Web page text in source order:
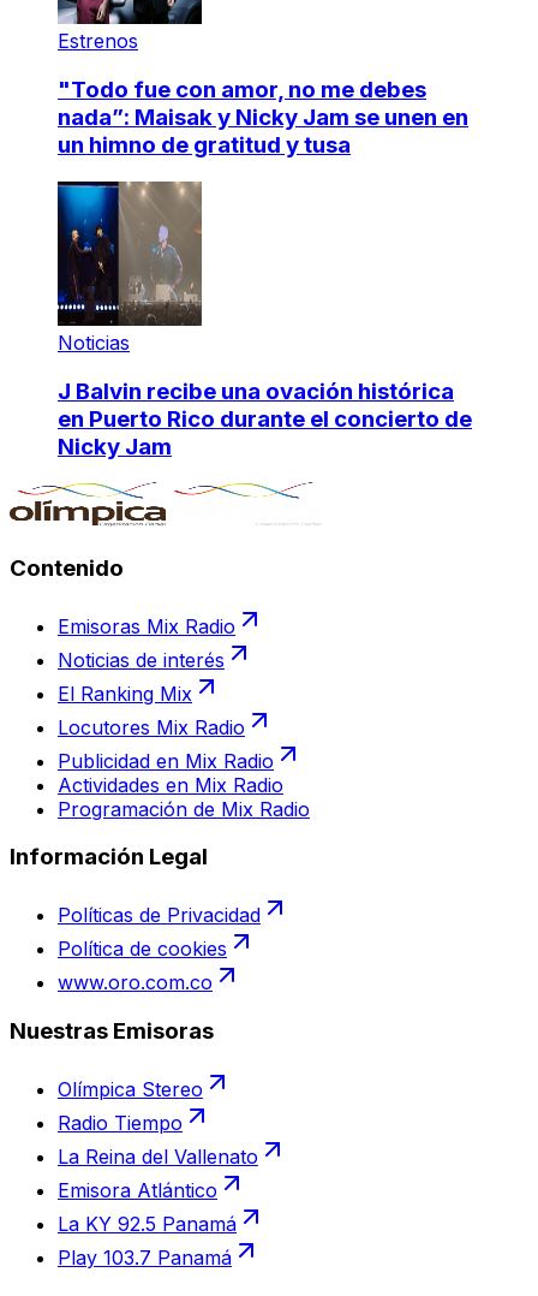
Estrenos
"Todo fue con amor, no me debes
nada”: Maisak y Nicky Jam se unen en
un himno de gratitud y tusa
Noticias
J Balvin recibe una ovación histórica
en Puerto Rico durante el concierto de
Nicky Jam
Contenido
Emisoras Mix Radio
Noticias de interés
El Ranking Mix
Locutores Mix Radio
Publicidad en Mix Radio
Actividades en Mix Radio
Programación de Mix Radio
Información Legal
Políticas de Privacidad
Política de cookies
www.oro.com.co
Nuestras Emisoras
Olímpica Stereo
Radio Tiempo
La Reina del Vallenato
Emisora Atlántico
La KY 92.5 Panamá
Play 103.7 Panamá